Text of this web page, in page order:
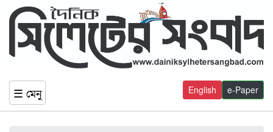
☰ মেনু e-Paper
English